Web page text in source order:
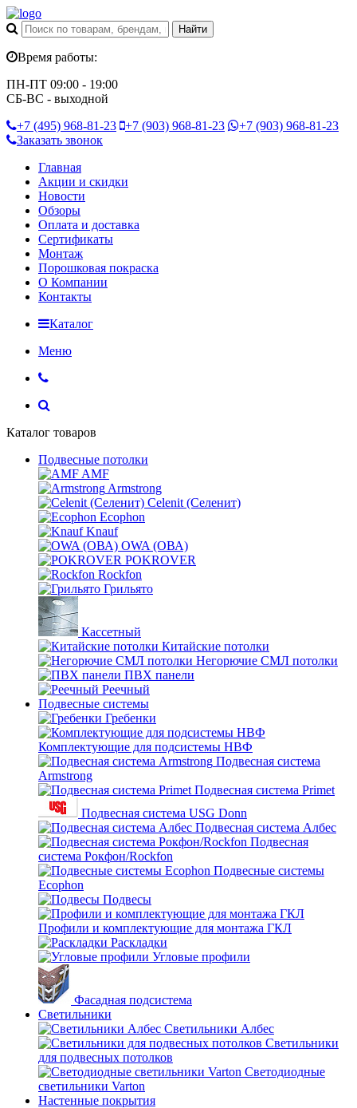
Время работы:
ПН-ПТ 09:00 - 19:00
СБ-ВС - выходной
+7 (495) 968-81-23 +7 (903) 968-81-23 +7 (903) 968-81-23
Заказать звонок
Главная
Акции и скидки
Новости
Обзоры
Оплата и доставка
Сертификаты
Монтаж
Порошковая покраска
О Компании
Контакты
Каталог
Меню
Каталог товаров
Подвесные потолки
AMF
Armstrong
Celenit (Селенит)
Ecophon
Knauf
OWA (ОВА)
POKROVER
Rockfon
Грильято
Кассетный
Китайские потолки
Негорючие СМЛ потолки
ПВХ панели
Реечный
Подвесные системы
Гребенки
Комплектующие для подсистемы НВФ
Подвесная система
Armstrong
Подвесная система Primet
Подвесная система USG Donn
Подвесная система Албес
Подвесная
система Рокфон/Rockfon
Подвесные системы
Ecophon
Подвесы
Профили и комплектующие для монтажа ГКЛ
Раскладки
Угловые профили
Фасадная подсистема
Светильники
Светильники Албес
Светильники
для подвесных потолков
Светодиодные
светильники Varton
Настенные покрытия